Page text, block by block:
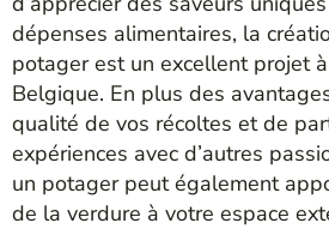
dépenses alimentaires, la
potager est un excellent projet
Belgique. En plus des
qualité de vos récoltes et de
expériences avec d’autres
un potager peut également
de la verdure à votre espace